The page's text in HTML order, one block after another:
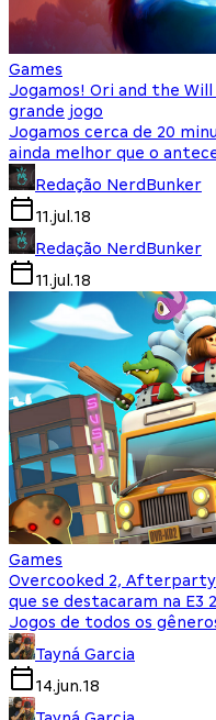
Games
Jogamos! Ori and the
grande jogo
Jogamos cerca de 20
ainda melhor que o
Redação NerdBunker
11.jul.18
Redação NerdBunker
11.jul.18
Games
Overcooked 2, Afterparty
que se destacaram na E3
Jogos de todos os
Tayná Garcia
14.jun.18